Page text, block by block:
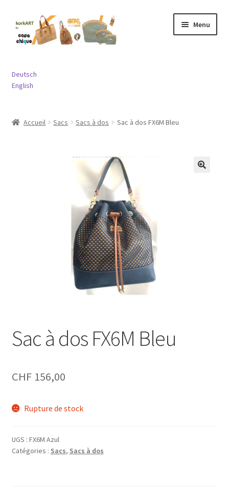
Aller
la
Aller
au
contenu
Menu
Porte-monnaies
menu
Deutsch
English
Accueil Sacs Sacs à dos Sac à dos FX6M Bleu
Sac à dos FX6M Bleu
CHF156,00
Rupture de stock
UGS : FX6M Azul
Catégories : Sacs, Sacs à dos